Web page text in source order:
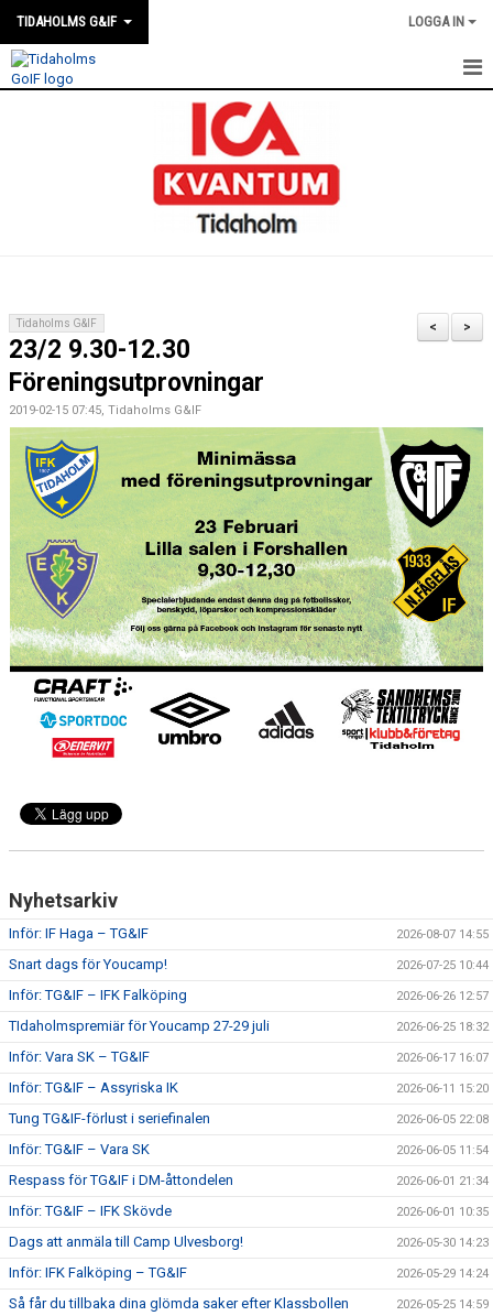
TIDAHOLMS G&IF LOGGA IN
FÖRENINGEN
SOUVENIRER
GAMLA GIFFS TORSDAGSTRÄFFAR
MATCHER
CUPER ARBETSBESKRIVNING
PLANSCHEMA
>
<
Tidaholms G&IF
23/2 9.30-12.30
Föreningsutprovningar
2019-02-15 07:45, Tidaholms G&IF
Nyhetsarkiv
Inför: IF Haga – TG&IF 2026-08-07 14:55
Snart dags för Youcamp! 2026-07-25 10:44
Inför: TG&IF – IFK Falköping 2026-06-26 12:57
TIdaholmspremiär för Youcamp 27-29 juli 2026-06-25 18:32
Inför: Vara SK – TG&IF 2026-06-17 16:07
Inför: TG&IF – Assyriska IK 2026-06-11 15:20
Tung TG&IF-förlust i seriefinalen 2026-06-05 22:08
Inför: TG&IF – Vara SK 2026-06-05 11:54
Respass för TG&IF i DM-åttondelen 2026-06-01 21:34
Inför: TG&IF – IFK Skövde 2026-06-01 10:35
Dags att anmäla till Camp Ulvesborg! 2026-05-30 14:23
Inför: IFK Falköping – TG&IF 2026-05-29 14:24
Så får du tillbaka dina glömda saker efter Klassbollen 2026-05-25 14:59